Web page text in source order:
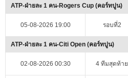
ATP-ฝ่ายละ 1 คน-Rogers Cup (คอร์ทปูน)
05-08-2026 19:00 รอบที่2
ATP-ฝ่ายละ 1 คน-Citi Open (คอร์ทปูน)
02-08-2026 00:30 4 ทีมสุดท้าย